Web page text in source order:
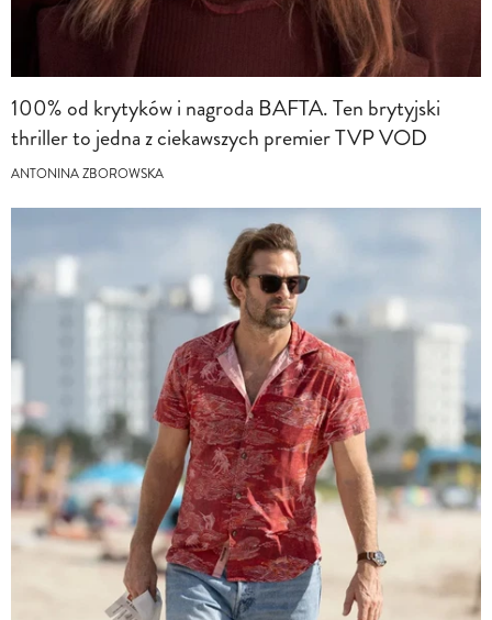
100% od krytyków i nagroda BAFTA. Ten brytyjski
thriller to jedna z ciekawszych premier TVP VOD
ANTONINA ZBOROWSKA